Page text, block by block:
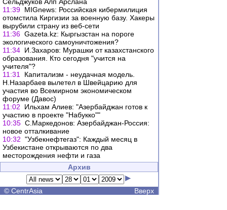
11:39 MIGnews: Российская кибермилиция
отомстила Киргизии за военную базу. Хакеры
вырубили страну из веб-сети
11:36 Gazeta.kz: Кыргызстан на пороге
экологического самоуничтожения?
11:34 И.Захаров: Мурашки от казахстанского
образования. Кто сегодня "учится на
учителя"?
11:31
Капитализм - неудачная модель.
Н.Назарбаев вылетел в Швейцарию для
участия во Всемирном экономическом
форуме (Давос)
11:02
Ильхам Алиев: "Азербайджан готов к
участию в проекте "Набукко""
10:35 С.Маркедонов: Азербайджан-Россия:
новое отталкивание
10:32 "Узбекнефтегаз": Каждый месяц в
Узбекистане открываются по два
месторождения нефти и газа
Архив
© CentrAsia Вверх